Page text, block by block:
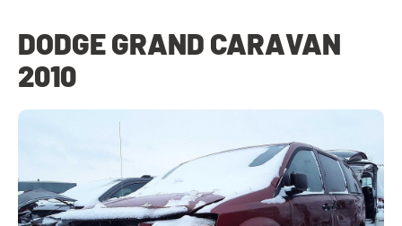
DODGE GRAND CARAVAN
2010